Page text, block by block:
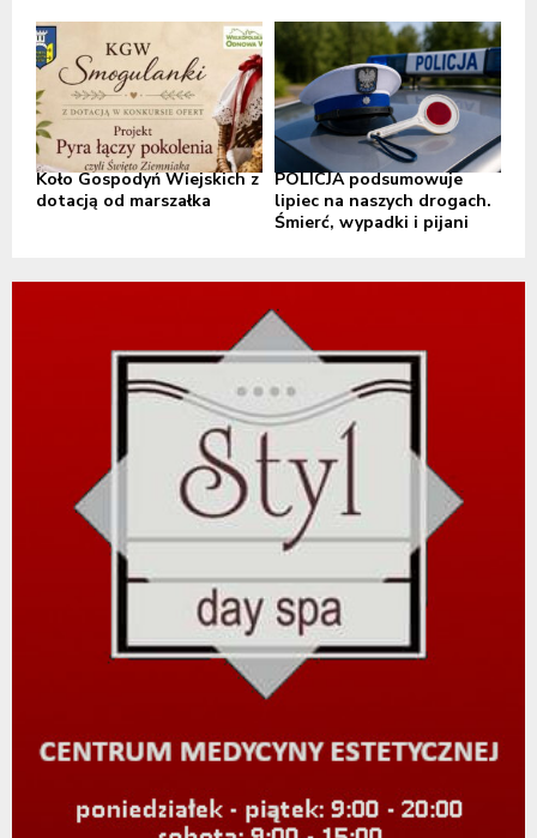
Koło Gospodyń Wiejskich z
dotacją od marszałka
POLICJA podsumowuje
lipiec na naszych drogach.
Śmierć, wypadki i pijani